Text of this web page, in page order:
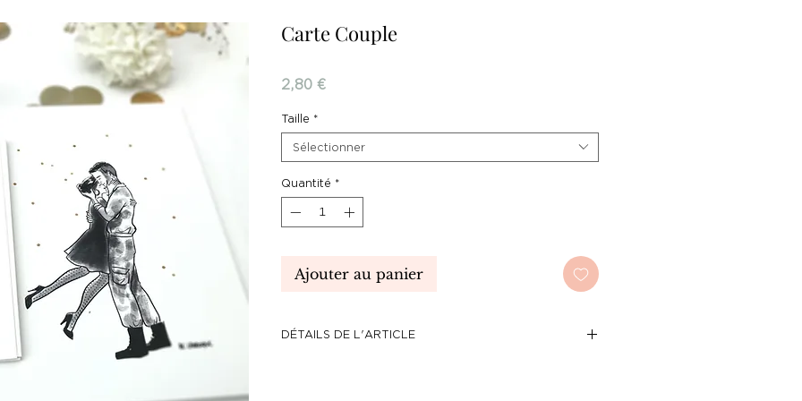
Carte Couple
2,80 €Prix
Taille *
Sélectionner
Quantité *
Ajouter au panier
DÉTAILS DE L'ARTICLE